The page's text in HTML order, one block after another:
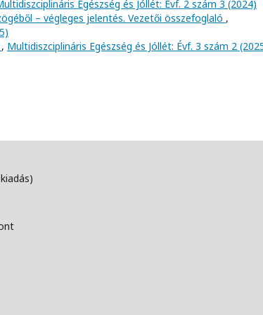
Egészség és Jóllét: Évf. 2 szám 3 (2024)
– végleges jelentés. Vezetői összefoglaló ,
, Multidiszciplináris Egészség és Jóllét: Évf. 3 szám 2